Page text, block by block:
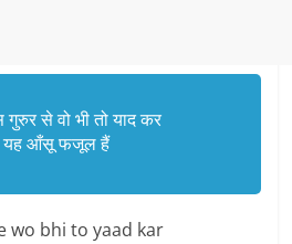
से वो भी तो याद कर
यह आँसू फजूल हैं
wo bhi to yaad kar